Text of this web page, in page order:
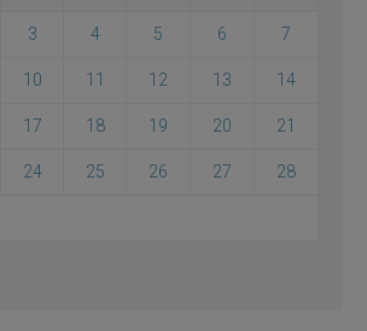
3 4 5 6 7
10 11 12 13 14
17 18 19 20 21
24 25 26 27 28